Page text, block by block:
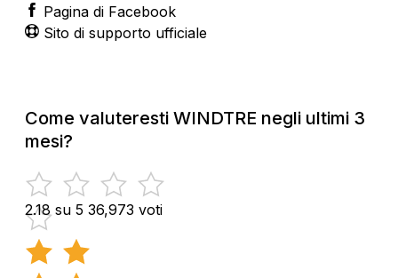
Pagina di Facebook
Sito di supporto ufficiale
Come valuteresti WINDTRE negli ultimi 3
mesi?
2.18 su 5 36,973 voti